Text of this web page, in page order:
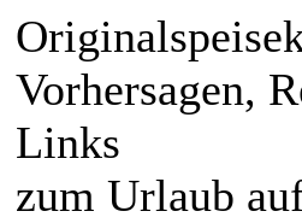
Vorhersagen,
Links
zum Urlaub